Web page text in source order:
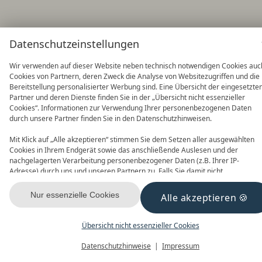
Datenschutzeinstellungen
Wir verwenden auf dieser Website neben technisch notwendigen Cookies
Cookies von Partnern, deren Zweck die Analyse von Websitezugriffen und die
Bereitstellung personalisierter Werbung sind. Eine Übersicht der
Partner und deren Dienste finden Sie in der „Übersicht nicht essenzieller
Cookies“. Informationen zur Verwendung Ihrer personenbezogenen Daten
durch unsere Partner finden Sie in den Datenschutzhinweisen.
Mit Klick auf „Alle akzeptieren“ stimmen Sie dem Setzen aller ausgewählten
Cookies in Ihrem Endgerät sowie das anschließende Auslesen und der
nachgelagerten Verarbeitung personenbezogener Daten (z.B. Ihrer IP-
Adresse) durch uns und unseren Partnern zu. Falls Sie damit nicht
einverstanden sind, klicken Sie bitte auf „Nur essenzielle Cookies“. Eine
individuelle Auswahl können Sie unter „Übersicht nicht essenzieller Cookies“
tätigen. Sie können Ihre Auswahl im Fußbereich dieser Website oder in den
Datenschutzhinweisen jederzeit aufrufen und ändern.
Alle akzeptieren
Nur essenzielle Cookies
Übersicht nicht essenzieller Cookies
Datenschutzhinweise Impressum